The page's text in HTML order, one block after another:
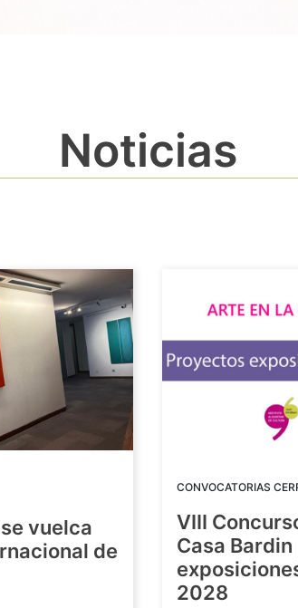
Noticias
vuelca
de
CONVOCATORIAS
VIII
Casa
2028